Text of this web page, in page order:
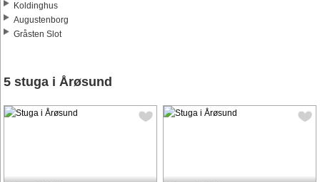
Koldinghus
Augustenborg
Gråsten Slot
5 stuga i Årøsund